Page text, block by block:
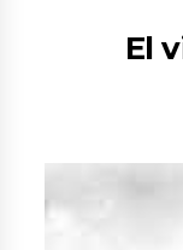
El